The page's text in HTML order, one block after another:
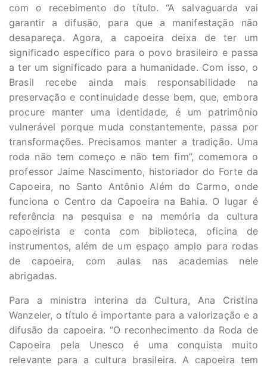
com o recebimento do título. “A salvaguarda vai
garantir a difusão, para que a manifestação não
desapareça. Agora, a capoeira deixa de ter um
significado específico para o povo brasileiro e passa
a ter um significado para a humanidade. Com isso, o
Brasil recebe ainda mais responsabilidade na
preservação e continuidade desse bem, que, embora
procure manter uma identidade, é um patrimônio
vulnerável porque muda constantemente, passa por
transformações. Precisamos manter a tradição. Uma
roda não tem começo e não tem fim”, comemora o
professor Jaime Nascimento, historiador do Forte da
Capoeira, no Santo Antônio Além do Carmo, onde
funciona o Centro da Capoeira na Bahia. O lugar é
referência na pesquisa e na memória da cultura
capoeirista e conta com biblioteca, oficina de
instrumentos, além de um espaço amplo para rodas
de capoeira, com aulas nas academias nele
abrigadas.
Para a ministra interina da Cultura, Ana Cristina
Wanzeler, o título é importante para a valorização e a
difusão da capoeira. “O reconhecimento da Roda de
Capoeira pela Unesco é uma conquista muito
relevante para a cultura brasileira. A capoeira tem